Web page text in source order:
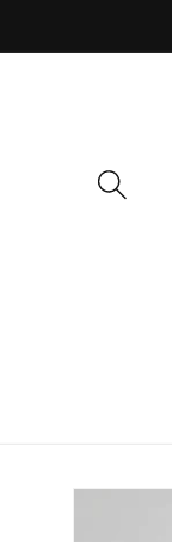
Pular